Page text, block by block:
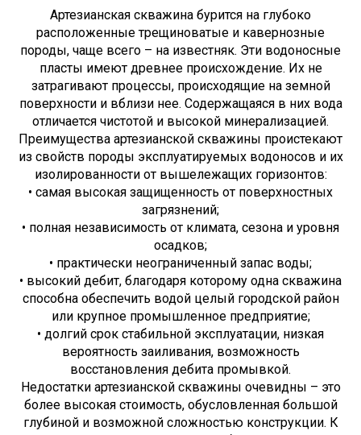
Артезианская скважина бурится на глубоко
расположенные трещиноватые и кавернозные
породы, чаще всего – на известняк. Эти водоносные
пласты имеют древнее происхождение. Их не
затрагивают процессы, происходящие на земной
поверхности и вблизи нее. Содержащаяся в них вода
отличается чистотой и высокой минерализацией.
Преимущества артезианской скважины проистекают
из свойств породы эксплуатируемых водоносов и их
изолированности от вышележащих горизонтов:
• самая высокая защищенность от поверхностных
загрязнений;
• полная независимость от климата, сезона и уровня
осадков;
• практически неограниченный запас воды;
• высокий дебит, благодаря которому одна скважина
способна обеспечить водой целый городской район
или крупное промышленное предприятие;
• долгий срок стабильной эксплуатации, низкая
вероятность заиливания, возможность
восстановления дебита промывкой.
Недостатки артезианской скважины очевидны – это
более высокая стоимость, обусловленная большой
глубиной и возможной сложностью конструкции. К